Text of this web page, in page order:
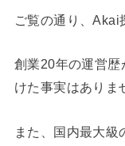
ご覧の通り、Akai
創業20年の運営歴
けた事実はありま
また、国内最大級